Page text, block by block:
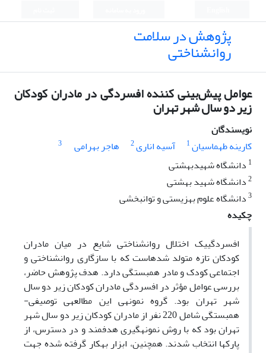
پژوهش در سلامت
روانشناختی
عوامل پیش‌بینی کننده افسردگی در مادران کودکان
زیر دو سال شهر تهران
نویسندگان
کارینه طهماسیان1 آسیه اناری2 هاجر بهرامی
3
1 دانشگاه شهیدبهشتی
2دانشگاه شهید بهشتی
3دانشگاه علوم بهزیستی و توانبخشی
چکیده
افسردگی­یک اختلال روان­شناختی شایع در میان مادران
کودکان تازه متولد شده­است که با سازگاری روان­شناختی و
اجتماعی کودک و مادر همبستگی دارد. هدف پژوهش حاضر،
بررسی عوامل مؤثر در افسردگی مادران کودکان زیر دو سال
شهر تهران بود. گروه نمونه­ی این مطالعه­ی توصیفی-
همبستگی شامل 220 نفر از مادران کودکان زیر دو سال شهر
تهران بود که با روش نمونه­گیری هدفمند و در دسترس، از
پارک­ها انتخاب شدند. همچنین، ابزار به­کار گرفته شده جهت